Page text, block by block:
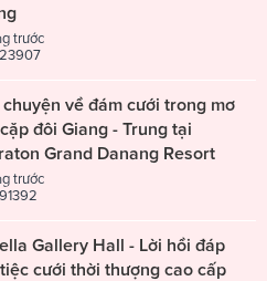
trước
23907
chuyện về đám cưới trong mơ
đôi Giang - Trung tại
Grand Danang Resort
trước
91392
Gallery Hall - Lời hồi đáp
cưới thời thượng cao cấp